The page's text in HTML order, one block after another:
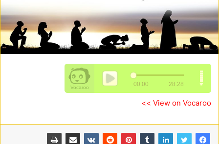
View on Vocaroo >>